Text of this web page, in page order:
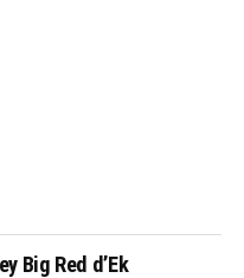
Big Red d’Ek